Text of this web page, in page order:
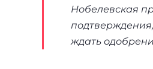
Нобелевская
ждать